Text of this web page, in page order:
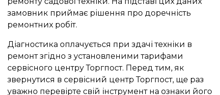
замовник приймає рішення про доречність
ремонтних робіт.
Діагностика оплачується при здачі техніки в
ремонт згідно з установленими тарифами
сервісного центру Торгпост. Перед тим, як
звернутися в сервісний центр Торгпост, ще раз
уважно перевірте свій інструмент на ознаки його